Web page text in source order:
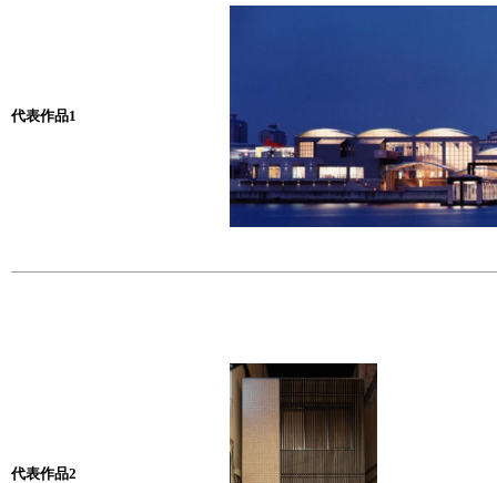
代表作品1
代表作品2